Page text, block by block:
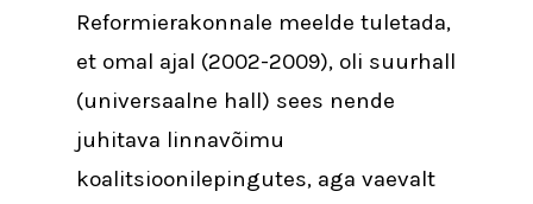
Reformierakonnale meelde tuletada,
et omal ajal (2002-2009), oli suurhall
(universaalne hall) sees nende
juhitava linnavõimu
koalitsioonilepingutes, aga vaevalt